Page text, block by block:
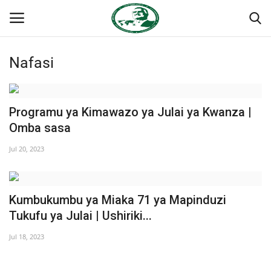
Ingia
Nyumba
Jukwaa la Nasser la Kimataifa
Wasiliana
Misri
Nafasi
Programu ya Kimawazo ya Julai ya Kwanza |
Omba sasa
Jul 20, 2023
Kumbukumbu ya Miaka 71 ya Mapinduzi
Tukufu ya Julai | Ushiriki...
Jul 18, 2023